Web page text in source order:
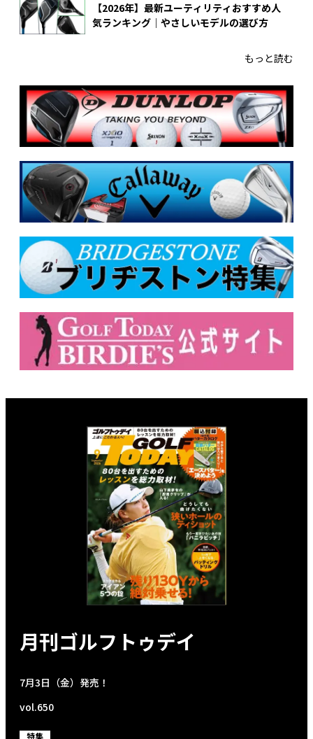
【2026年】最新ユーティリティおすすめ人
気ランキング｜やさしいモデルの選び方
もっと読む
月刊ゴルフトゥデイ
7月3日（金）発売！
vol.650
特集